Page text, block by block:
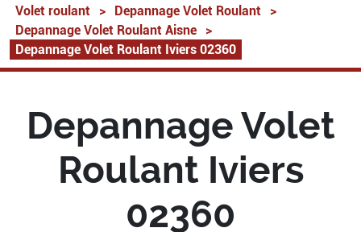
Volet roulant > Depannage Volet Roulant
>
Depannage Volet Roulant Aisne
>
Depannage Volet Roulant Iviers 02360
Depannage Volet
Roulant Iviers
02360